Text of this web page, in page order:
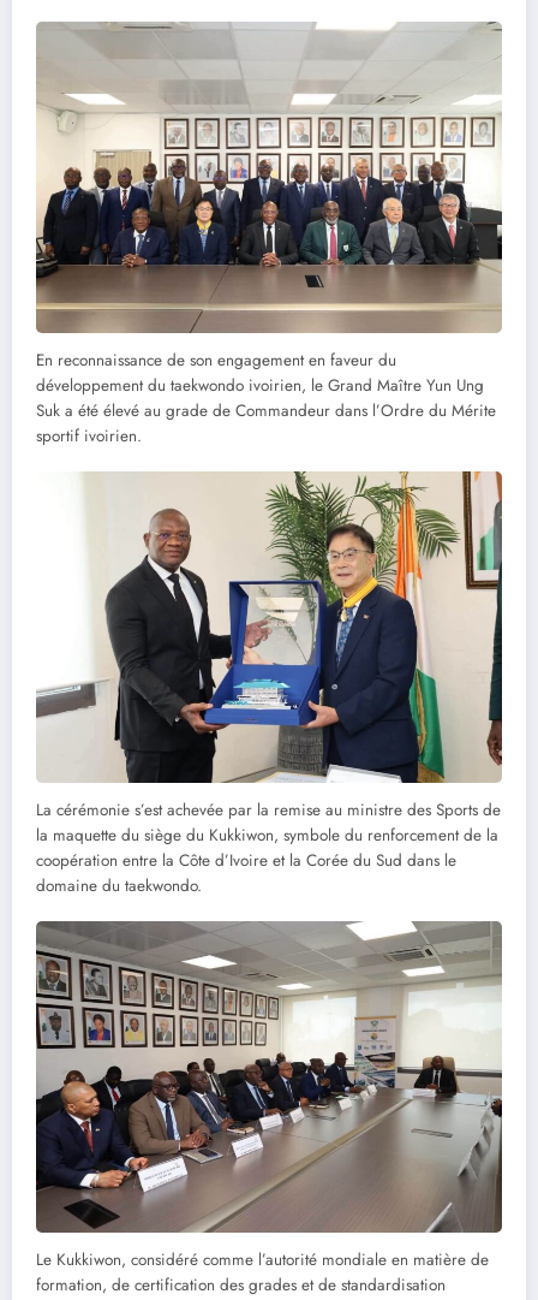
En reconnaissance de son engagement en faveur du
développement du taekwondo ivoirien, le Grand Maître Yun Ung
Suk a été élevé au grade de Commandeur dans l’Ordre du Mérite
sportif ivoirien.
La cérémonie s’est achevée par la remise au ministre des Sports de
la maquette du siège du Kukkiwon, symbole du renforcement de la
coopération entre la Côte d’Ivoire et la Corée du Sud dans le
domaine du taekwondo.
Le Kukkiwon, considéré comme l’autorité mondiale en matière de
formation, de certification des grades et de standardisation